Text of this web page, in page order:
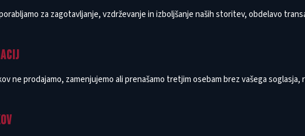
za zagotavljanje, vzdrževanje in izboljšanje naših storitev, obdelavo
ne prodajamo, zamenjujemo ali prenašamo tretjim osebam brez vašega